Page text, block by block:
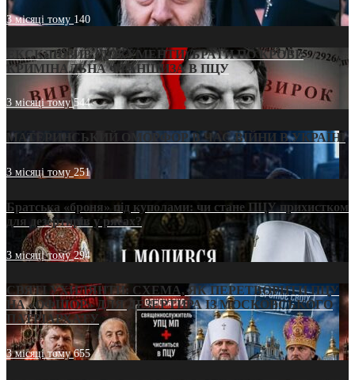
3 місяці тому 140
ЕКСКЛЮЗИВ (ДОКУМЕНТИ)/БРАТИ ПО КРОВІ:
КРИМІНАЛЬНА ФРАНШИЗА В ПЦУ
3 місяці тому544
МАТЕРИНСЬКИЙ ОМОРФОР В ЧАС ВІЙНИ В УКРАЇНІ
3 місяці тому251
Братська «броня» під куполами: чи стане ПЦУ прихистком
для дезертирів у рясах?
3 місяці тому294
СВЯТІ УХИЛЯНТИ: СХЕМА, ЯК ПЕРЕТВОРИТИ ПЦУ
НА «ОФШОР» ДЛЯ ДЕЗЕРТИРА ІЗ МОСКОВСЬКОГО
ПАТРІАРХАТУ
3 місяці тому655